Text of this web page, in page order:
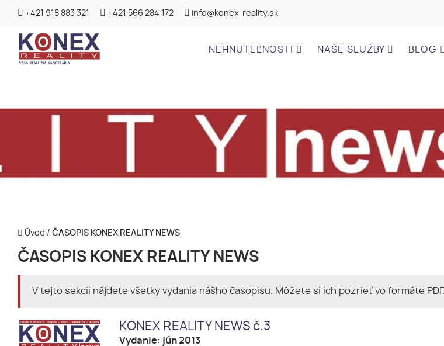
+421 918 883 321 +421 566 284 172 info@konex-reality.sk
NEHNUTEĽNOSTI NAŠE SLUŽBY BLOG
Úvod / ČASOPIS KONEX REALITY NEWS
ČASOPIS KONEX REALITY NEWS
V tejto sekcii nájdete všetky vydania nášho časopisu. Môžete si ich pozrieť vo formáte PDF.
KONEX REALITY NEWS č.3
Vydanie: jún 2013